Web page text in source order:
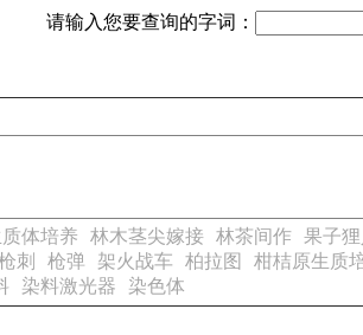
请输入您要查询的字词：
体培养 林木茎尖嫁接 林茶间作 果子
刺 枪弹 架火战车 柏拉图 柑桔原生质
染料激光器 染色体